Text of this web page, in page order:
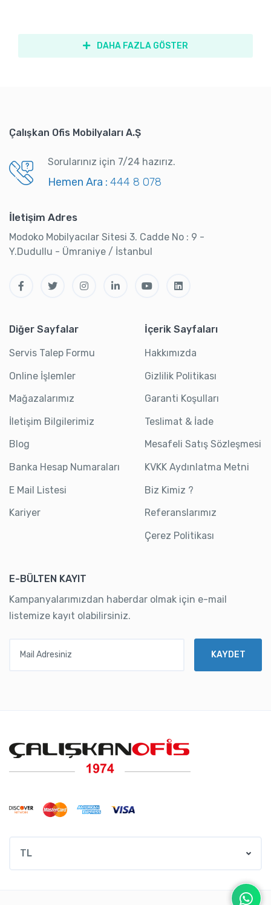
DAHA FAZLA GÖSTER
Çalışkan Ofis Mobilyaları A.Ş
Sorularınız için 7/24 hazırız.
Hemen Ara : 444 8 078
İletişim Adres
Modoko Mobilyacılar Sitesi 3. Cadde No : 9 -
Y.Dudullu - Ümraniye / İstanbul
Diğer Sayfalar
Servis Talep Formu
Online İşlemler
Mağazalarımız
İletişim Bilgilerimiz
Blog
Banka Hesap Numaraları
E Mail Listesi
Kariyer
İçerik Sayfaları
Hakkımızda
Gizlilik Politikası
Garanti Koşulları
Teslimat & İade
Mesafeli Satış Sözleşmesi
KVKK Aydınlatma Metni
Biz Kimiz ?
Referanslarımız
Çerez Politikası
E-BÜLTEN KAYIT
Kampanyalarımızdan haberdar olmak için e-mail
listemize kayıt olabilirsiniz.
KAYDET
TL